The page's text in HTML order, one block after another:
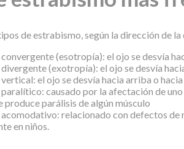
de estrabismo, según la dirección de la
(esotropía): el ojo se desvía
(exotropía): el ojo se desvía
el ojo se desvía hacia arriba o
causado por la afectación de
produce parálisis de algún músculo
relacionado con defectos
en niños.